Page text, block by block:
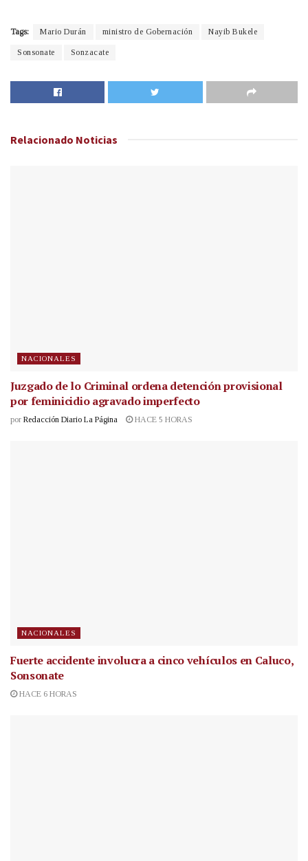
Tags: Mario Durán ministro de Gobernación Nayib Bukele
Sonsonate Sonzacate
Relacionado Noticias
NACIONALES
Juzgado de lo Criminal ordena detención provisional
por feminicidio agravado imperfecto
por Redacción Diario La Página HACE 5 HORAS
NACIONALES
Fuerte accidente involucra a cinco vehículos en Caluco,
Sonsonate
HACE 6 HORAS